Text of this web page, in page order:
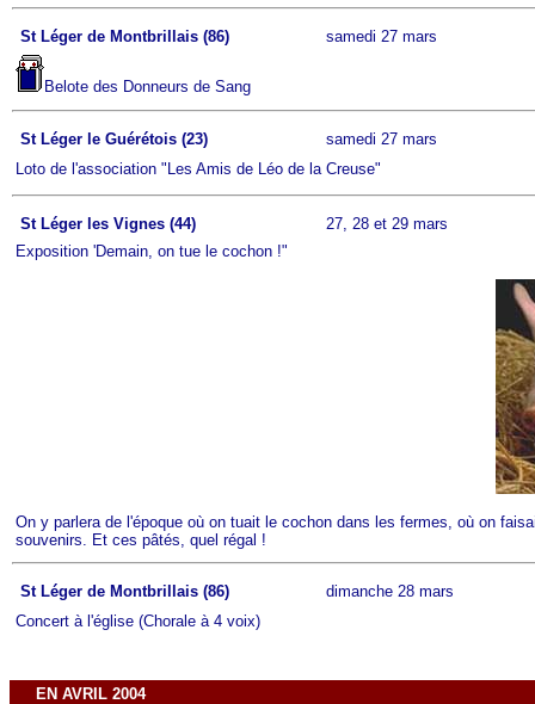
St Léger de Montbrillais (86) samedi 27 mars
Belote des Donneurs de Sang
St Léger le Guérétois (23)
samedi 27 mars
Loto de l'association "Les Amis de Léo de la Creuse"
St Léger les Vignes (44)
27, 28 et 29 mars
Exposition 'Demain, on tue le cochon !"
On y parlera de l'époque où on tuait le cochon dans les fermes, où on
souvenirs. Et ces pâtés, quel régal !
St Léger de Montbrillais (86)
dimanche 28 mars
Concert à l'église (Chorale à 4 voix)
EN AVRIL 2004